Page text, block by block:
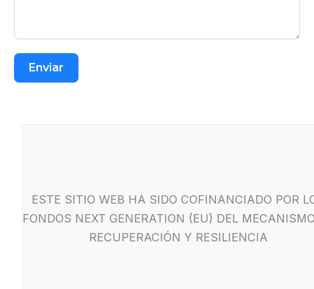
Enviar
ESTE SITIO WEB HA SIDO COFINANCIADO POR
FONDOS NEXT GENERATION (EU) DEL
RECUPERACIÓN Y RESILIENCIA